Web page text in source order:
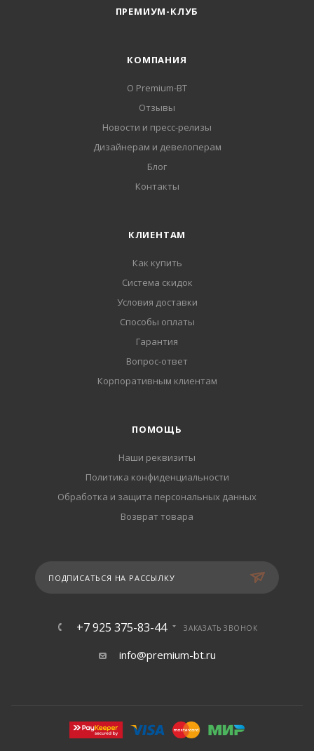
ПРЕМИУМ-КЛУБ
КОМПАНИЯ
О Premium-BT
Отзывы
Новости и пресс-релизы
Дизайнерам и девелоперам
Блог
Контакты
КЛИЕНТАМ
Как купить
Система скидок
Условия доставки
Способы оплаты
Гарантия
Вопрос-ответ
Корпоративным клиентам
ПОМОЩЬ
Наши реквизиты
Политика конфиденциальности
Обработка и защита персональных данных
Возврат товара
ПОДПИСАТЬСЯ НА РАССЫЛКУ
+7 925 375-83-44 ЗАКАЗАТЬ ЗВОНОК
info@premium-bt.ru